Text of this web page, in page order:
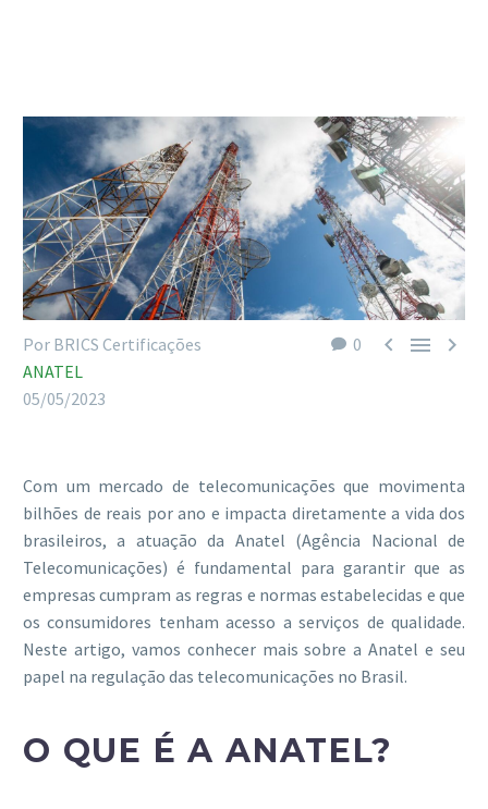
0   
Por BRICS Certificações
ANATEL
05/05/2023
Com um mercado de telecomunicações que movimenta
bilhões de reais por ano e impacta diretamente a vida dos
brasileiros, a atuação da Anatel (Agência Nacional de
Telecomunicações) é fundamental para garantir que as
empresas cumpram as regras e normas estabelecidas e que
os consumidores tenham acesso a serviços de qualidade.
Neste artigo, vamos conhecer mais sobre a Anatel e seu
papel na regulação das telecomunicações no Brasil.
O QUE É A ANATEL?